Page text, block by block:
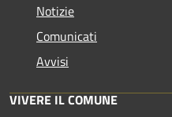
Notizie
Comunicati
Avvisi
VIVERE IL COMUNE